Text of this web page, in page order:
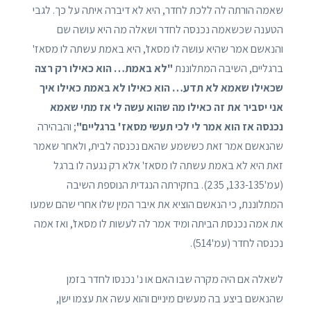
שאמה הורתה לה ללכת לחדר, היא לא דיברה איתה על כך. לגבי
הטענה שכשאמה נכנסה לחדר ושאלה מה היא עושה שם
והנאשם אמר שהיא עושה לו מסאז', היא באמת עשתה לו מסאז'
ברגליים, השיבה המתלוננת"לא באמת… הוא כאילו רק רצה
שכאילו שאמא לא תדע… הוא כאילו לא באמת כאילו איך
אני יסביר את זה כאילו מה שהוא עשה לי אז מתי שאמא
נכנסה אז הוא אמר לי לכי תעשי מסאז' ברגליים"; והבהירה
שהנאשם אמר זאת כששמע שהאם נכנסה לבית, ולאחר שאמר
זאת היא לא באמת עשתה לו מסאז' אלא רק נגעה לו ברגל
(עמ'133-135, 235). בחקירתה הנגדית הנוספת השיבה
המתלוננת, כי הנאשם הוציא את איבר המין שלו אחרי שהם שמעו
את אמה נכנסת הביתה ומיד אמר לה לעשות לו מסאז', ואז אמה
נכנסה לחדר (עמ'514).
לשאלה אם היה מקרה שבו האם או נ' נכנסו לחדר בזמן
שהנאשם ביצע בה מעשים מיניים והוא עשה את עצמו ישן,